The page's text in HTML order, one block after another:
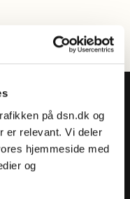
på dsn.dk og
er relevant. Vi deler
hjemmeside med
og